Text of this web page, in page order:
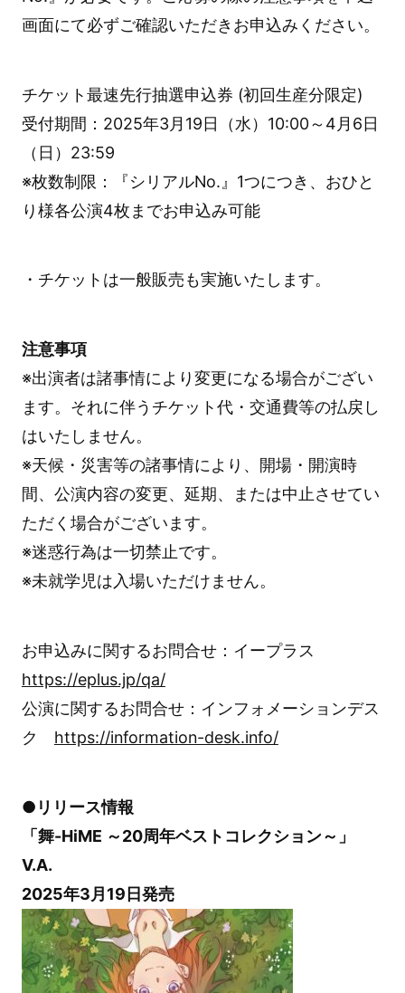
画面にて必ずご確認いただきお申込みください。
チケット最速先行抽選申込券 (初回生産分限定)
受付期間：2025年3月19日（水）10:00～4月6日
（日）23:59
※枚数制限：『シリアルNo.』1つにつき、おひと
り様各公演4枚までお申込み可能
・チケットは一般販売も実施いたします。
注意事項
※出演者は諸事情により変更になる場合がござい
ます。それに伴うチケット代・交通費等の払戻し
はいたしません。
※天候・災害等の諸事情により、開場・開演時
間、公演内容の変更、延期、または中止させてい
ただく場合がございます。
※迷惑行為は一切禁止です。
※未就学児は入場いただけません。
お申込みに関するお問合せ：イープラス
https://eplus.jp/qa/
公演に関するお問合せ：インフォメーションデス
ク https://information-desk.info/
●リリース情報
「舞-HiME ～20周年ベストコレクション～」
V.A.
2025年3月19日発売